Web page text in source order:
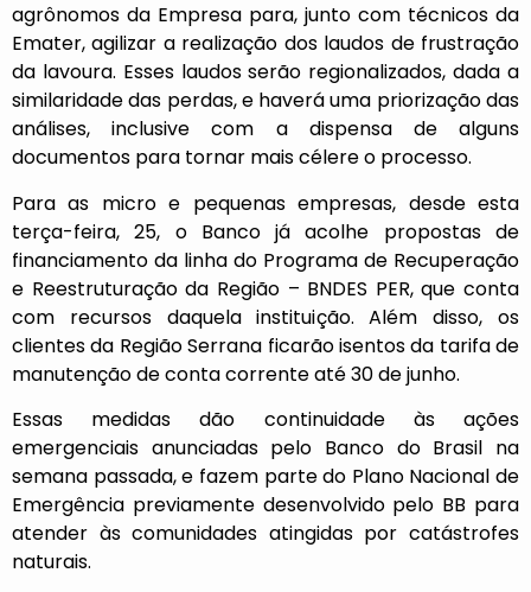
agrônomos da Empresa para, junto com técnicos da
Emater, agilizar a realização dos laudos de frustração
da lavoura. Esses laudos serão regionalizados, dada a
similaridade das perdas, e haverá uma priorização das
análises, inclusive com a dispensa de alguns
documentos para tornar mais célere o processo.
Para as micro e pequenas empresas, desde esta
terça-feira, 25, o Banco já acolhe propostas de
financiamento da linha do Programa de Recuperação
e Reestruturação da Região – BNDES PER, que conta
com recursos daquela instituição. Além disso, os
clientes da Região Serrana ficarão isentos da tarifa de
manutenção de conta corrente até 30 de junho.
Essas medidas dão continuidade às ações
emergenciais anunciadas pelo Banco do Brasil na
semana passada, e fazem parte do Plano Nacional de
Emergência previamente desenvolvido pelo BB para
atender às comunidades atingidas por catástrofes
naturais.